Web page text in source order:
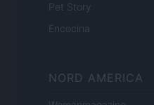
Pet Story
Encocina
NORD AMERICA